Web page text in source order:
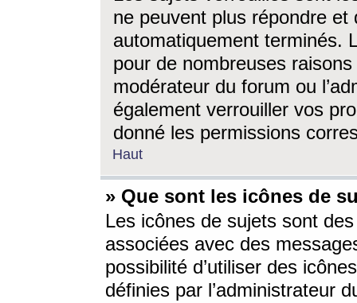
ne peuvent plus répondre
automatiquement terminés.
pour de nombreuses
modérateur du forum ou
également verrouiller vos
donné les permissions
Haut
» Que sont les icônes de
Les icônes de sujets sont
associées avec des
possibilité d’utiliser des
définies par l’administrateur